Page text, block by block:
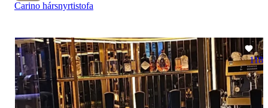
Carino hársnyrtistofa
118